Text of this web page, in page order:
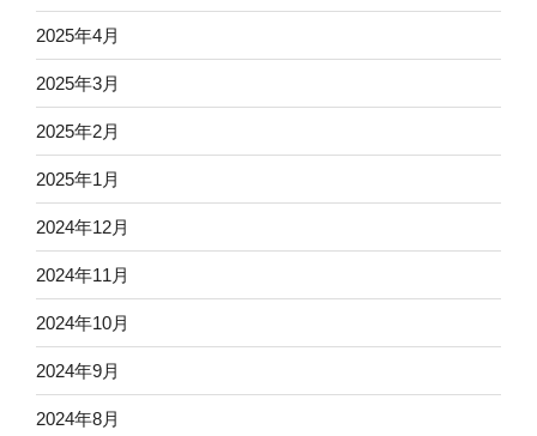
2025年4月
2025年3月
2025年2月
2025年1月
2024年12月
2024年11月
2024年10月
2024年9月
2024年8月